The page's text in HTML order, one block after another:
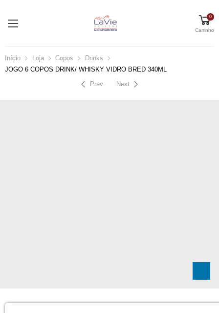
0
Carrinho
Início Loja Copos
Drinks
JOGO 6 COPOS DRINK/ WHISKY VIDRO BRED 340ML
Prev Next